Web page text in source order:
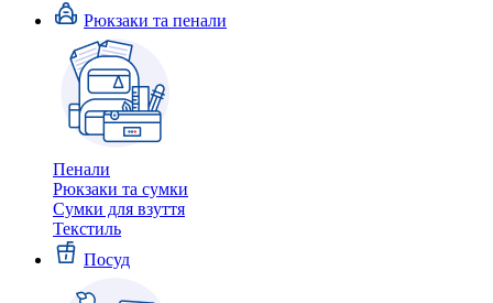
Рюкзаки та пенали
Пенали
Рюкзаки та сумки
Сумки для взуття
Текстиль
Посуд